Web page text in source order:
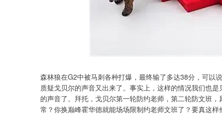
森林狼在G2中被马刺各种打爆，最终输了多达38分，可以
质疑戈贝尔的声音又出来了。事实上，这样的情况我们也
的声音了。拜托，戈贝尔第一轮防约老师，第二轮防文班
常？你换巅峰霍华德就能场场限制约老师文班了？要真这